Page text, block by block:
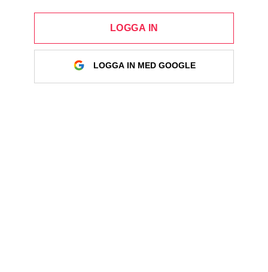
LOGGA IN
LOGGA IN MED GOOGLE